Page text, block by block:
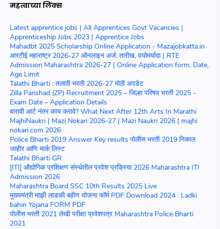
महत्वाच्या लिंक्स
Latest apprentice jobs | All Apprentices Govt Vacancies |
Apprenticeship Jobs 2023 | Apprentice Jobs
Mahadbt 2025 Scholarship Online Application - Mazajobkatta.in
आरटीई महाराष्ट्र 2026-27 ऑनलाइन अर्ज, तारीख, वयोमर्यादा | RTE
Admission Maharashtra 2026-27 | Online Application form, Date,
Age Limit
Talathi Bharti : तलाठी भरती 2026-27 मोठी अपडेट
Zilla Parishad (ZP) Recruitment 2025 – जिल्हा परिषद भरती 2025 -
Exam Date – Application Details
बारावी आर्ट नंतर काय करावे? What Next After 12th Arts In Marathi
MajhiNaukri | Mazi Nokari 2026-27 | Mazi Naukri 2026 | majhi
nokari.com 2026
Police Bharti 2019 Answer Key results पोलीस भरती 2019 निकाल
जाहीर आणि मार्क लिस्ट
Talathi Bharti GR
[ITI] औद्योगिक प्रशिक्षण संस्थेतील प्रवेश प्रक्रिया 2026 Maharashtra ITI
Admission 2026
Maharashtra Board SSC 10th Results 2025 Live
मुख्यमंत्री माझी लाडकी बहीण योजना फॉर्म PDF Download 2024 : Ladki
bahin Yojana FORM PDF
पोलीस भरती 2021 लेखी परीक्षा प्रवेशपत्र Maharashtra Police Bharti
2021